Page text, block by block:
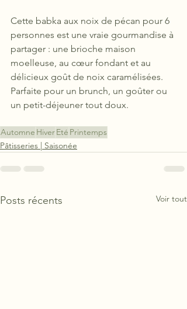
Cette babka aux noix de pécan pour 6
personnes est une vraie gourmandise à
partager : une brioche maison
moelleuse, au cœur fondant et au
délicieux goût de noix caramélisées.
Parfaite pour un brunch, un goûter ou
un petit-déjeuner tout doux.
Automne HiverEté Printemps
Pâtisseries | Saisonée
Posts récents Voir tout